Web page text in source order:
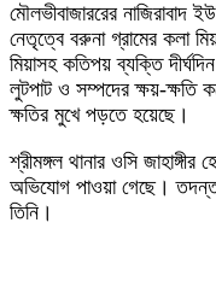
মৌলভীবাজাররের
নেতৃত্বে বরুনা গ্রামের কলা
মিয়াসহ কতিপয় ব্যক্তি
লুটপাট ও সম্পদের ক্ষয়-ক্ষতি
ক্ষতির মুখে পড়তে হয়েছে।
শ্রীমঙ্গল থানার ওসি
অভিযোগ পাওয়া গেছে। তদন্ত
তিনি।